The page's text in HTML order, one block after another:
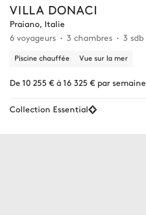
VILLA DONACI
Praiano, Italie
6 voyageurs
3 chambres 3 sdb
Piscine chauffée Vue sur la mer
De 10 255 € à 16 325 € par semaine
Collection Essential